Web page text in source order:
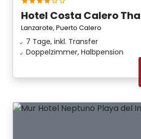
Hotel Costa Calero
Lanzarote, Puerto Calero
7 Tage, inkl. Transfer
Doppelzimmer, Halbpension